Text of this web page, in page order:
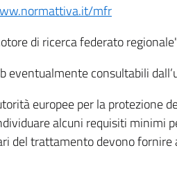
mfr
di ricerca federato
eventualmente consultabili
europee per la protezione
alcuni requisiti minimi
del trattamento devono